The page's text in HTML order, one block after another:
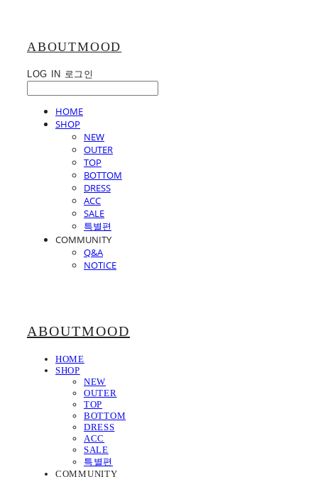
ABOUTMOOD
LOG IN 로그인
HOME
SHOP
NEW
OUTER
TOP
BOTTOM
DRESS
ACC
SALE
특별편
COMMUNITY
Q&A
NOTICE
ABOUTMOOD
HOME
SHOP
NEW
OUTER
TOP
BOTTOM
DRESS
ACC
SALE
특별편
COMMUNITY